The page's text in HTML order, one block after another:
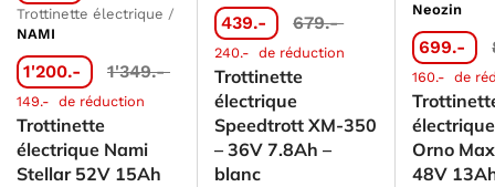
Trottinette électrique /
NAMI
1'200.- 1'349.-
149.- de réduction
Trottinette
électrique Nami
Stellar 52V 15Ah
439.- 679.-
240.- de réduction
Trottinette
électrique
Speedtrott XM-350
– 36V 7.8Ah –
blanc
Neozin
699.-
160.- de
Orno
48V